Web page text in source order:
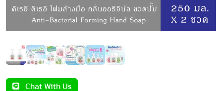
Chat With Us